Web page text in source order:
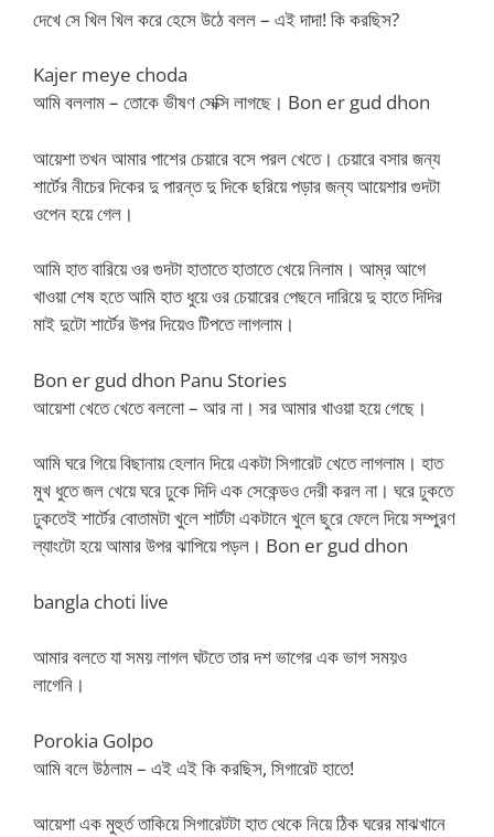
দেখে সে খিল খিল করে হেসে উঠে বলল – এই দাদা! কি করছিস?
Kajer meye choda
আমি বললাম – তোকে ভীষণ সেক্সি লাগছে। Bon er gud dhon
আয়েশা তখন আমার পাশের চেয়ারে বসে পরল খেতে। চেয়ারে বসার জন্য
শার্টের নীচের দিকের দু পারন্ত দু দিকে ছরিয়ে পড়ার জন্য আয়েশার গুদটা
ওপেন হয়ে গেল।
আমি হাত বারিয়ে ওর গুদটা হাতাতে হাতাতে খেয়ে নিলাম। আম্র আগে
খাওয়া শেষ হতে আমি হাত ধুয়ে ওর চেয়ারের পেছনে দারিয়ে দু হাতে দিদির
মাই দুটো শার্টের উপর দিয়েও টিপতে লাগলাম।
Bon er gud dhon Panu Stories
আয়েশা খেতে খেতে বললো – আর না। সর আমার খাওয়া হয়ে গেছে।
আমি ঘরে গিয়ে বিছানায় হেলান দিয়ে একটা সিগারেট খেতে লাগলাম। হাত
মুখ ধুতে জল খেয়ে ঘরে ঢুকে দিদি এক সেকেন্ডও দেরী করল না। ঘরে ঢুকতে
ঢুকতেই শার্টের বোতামটা খুলে শার্টটা একটানে খুলে ছুরে ফেলে দিয়ে সম্পুরণ
ল্যাংটো হয়ে আমার উপর ঝাপিয়ে পড়ল। Bon er gud dhon
bangla choti live
আমার বলতে যা সময় লাগল ঘটতে তার দশ ভাগের এক ভাগ সময়ও
লাগেনি।
Porokia Golpo
আমি বলে উঠলাম – এই এই কি করছিস, সিগারেট হাতে!
আয়েশা এক মুহুর্ত তাকিয়ে সিগারেটটা হাত থেকে নিয়ে ঠিক ঘরের মাঝখানে